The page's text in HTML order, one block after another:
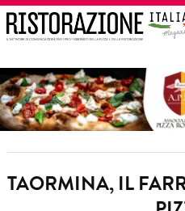
TAORMINA, IL